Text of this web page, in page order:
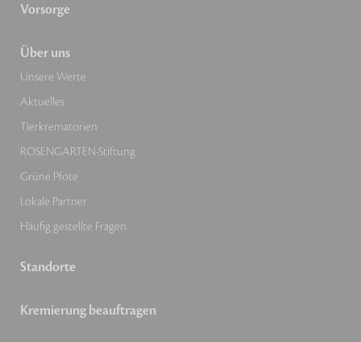
Vorsorge
Über uns
Unsere Werte
Aktuelles
Tierkrematorien
ROSENGARTEN-Stiftung
Grüne Pfote
Lokale Partner
Häufig gestellte Fragen
Standorte
Kremierung beauftragen